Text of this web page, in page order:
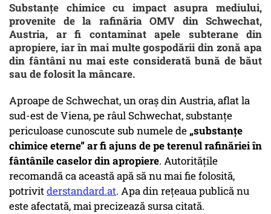
Substanțe chimice cu impact asupra mediului,
provenite de la rafinăria OMV din Schwechat,
Austria, ar fi contaminat apele subterane din
apropiere, iar în mai multe gospodării din zonă apa
din fântâni nu mai este considerată bună de băut
sau de folosit la mâncare.
Aproape de Schwechat, un oraș din Austria, aflat la
sud-est de Viena, pe râul Schwechat, substanțe
periculoase cunoscute sub numele de „substanțe
chimice eterne”ar fi ajuns de pe terenul rafinăriei în
fântânile caselor din apropiere. Autoritățile
recomandă ca această apă să nu mai fie folosită,
potrivitderstandard.at. Apa din rețeaua publică nu
este afectată, mai precizează sursa citată.